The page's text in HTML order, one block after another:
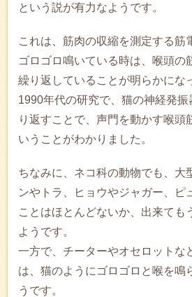
という説が有力なようです。
これは、筋肉の収縮を測定する筋
ゴロゴロ鳴いている時は、喉頭の
繰り返していることが明らかにな
1990年代の研究で、猫の神経発
り返すことで、声門を動かす喉頭
いうことがわかりました。
ちなみに、ネコ科の動物でも、大
ンやトラ、ヒョウやジャガー、ピ
ことはほとんどないか、出来ても
ようです。
一方で、チーターやオセロットな
は、猫のようにゴロゴロと喉を鳴
うです。